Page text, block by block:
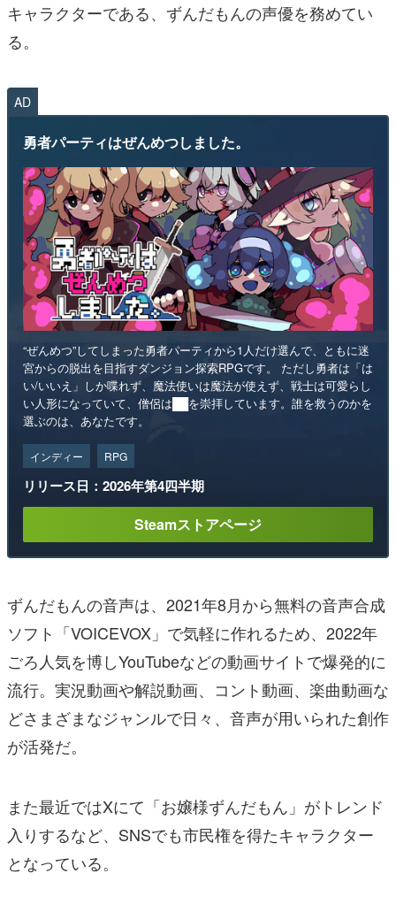
キャラクターである、ずんだもんの声優を務めてい
る。
AD
勇者パーティはぜんめつしました。
“ぜんめつ”してしまった勇者パーティから1人だけ選んで、ともに迷
宮からの脱出を目指すダンジョン探索RPGです。 ただし勇者は「は
い/いいえ」しか喋れず、魔法使いは魔法が使えず、戦士は可愛らし
い人形になっていて、僧侶は██を崇拝しています。誰を救うのかを
選ぶのは、あなたです。
インディー RPG
リリース日：2026年第4四半期
Steamストアページ
ずんだもんの音声は、2021年8月から無料の音声合成
ソフト「VOICEVOX」で気軽に作れるため、2022年
ごろ人気を博しYouTubeなどの動画サイトで爆発的に
流行。実況動画や解説動画、コント動画、楽曲動画な
どさまざまなジャンルで日々、音声が用いられた創作
が活発だ。
また最近ではXにて「お嬢様ずんだもん」がトレンド
入りするなど、SNSでも市民権を得たキャラクター
となっている。